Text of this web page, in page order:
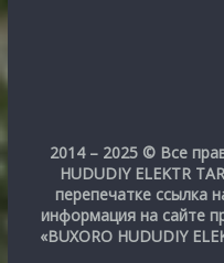
2014 – 2025 © Все
HUDUDIY ELEKTR
перепечатке ссылка
информация на сайте
«BUXORO HUDUDIY